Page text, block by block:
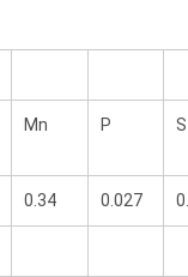
Mn P S
0.34 0.027